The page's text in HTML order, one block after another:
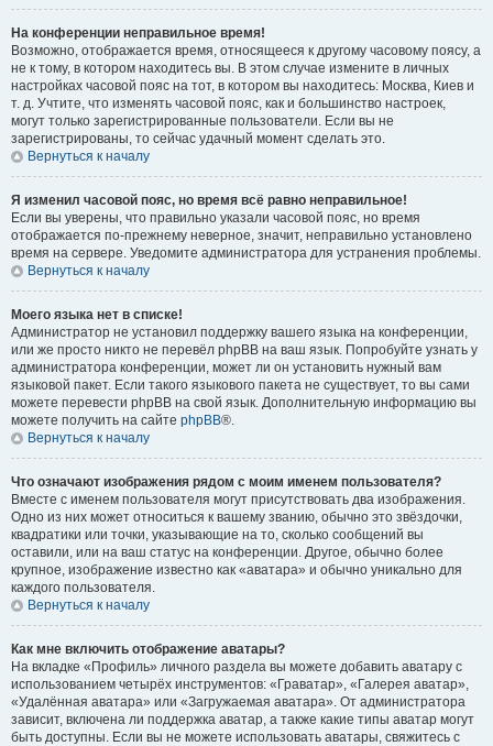
На конференции неправильное время!
Возможно, отображается время, относящееся к другому часовому поясу, а
не к тому, в котором находитесь вы. В этом случае измените в личных
настройках часовой пояс на тот, в котором вы находитесь: Москва, Киев и
т. д. Учтите, что изменять часовой пояс, как и большинство настроек,
могут только зарегистрированные пользователи. Если вы не
зарегистрированы, то сейчас удачный момент сделать это.
Вернуться к началу
Я изменил часовой пояс, но время всё равно неправильное!
Если вы уверены, что правильно указали часовой пояс, но время
отображается по-прежнему неверное, значит, неправильно установлено
время на сервере. Уведомите администратора для устранения проблемы.
Вернуться к началу
Моего языка нет в списке!
Администратор не установил поддержку вашего языка на конференции,
или же просто никто не перевёл phpBB на ваш язык. Попробуйте узнать у
администратора конференции, может ли он установить нужный вам
языковой пакет. Если такого языкового пакета не существует, то вы сами
можете перевести phpBB на свой язык. Дополнительную информацию вы
можете получить на сайте phpBB®.
Вернуться к началу
Что означают изображения рядом с моим именем пользователя?
Вместе с именем пользователя могут присутствовать два изображения.
Одно из них может относиться к вашему званию, обычно это звёздочки,
квадратики или точки, указывающие на то, сколько сообщений вы
оставили, или на ваш статус на конференции. Другое, обычно более
крупное, изображение известно как «аватара» и обычно уникально для
каждого пользователя.
Вернуться к началу
Как мне включить отображение аватары?
На вкладке «Профиль» личного раздела вы можете добавить аватару с
использованием четырёх инструментов: «Граватар», «Галерея аватар»,
«Удалённая аватара» или «Загружаемая аватара». От администратора
зависит, включена ли поддержка аватар, а также какие типы аватар могут
быть доступны. Если вы не можете использовать аватары, свяжитесь с